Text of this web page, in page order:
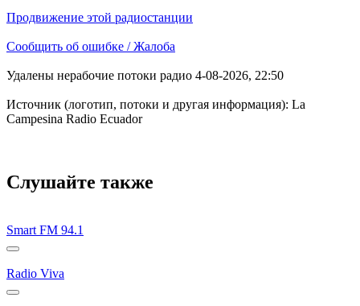
Продвижение этой радиостанции
Сообщить об ошибке / Жалоба
Удалены нерабочие потоки радио 4-08-2026, 22:50
Источник (логотип, потоки и другая информация): La
Campesina Radio Ecuador
Слушайте также
Smart FM 94.1
Radio Viva